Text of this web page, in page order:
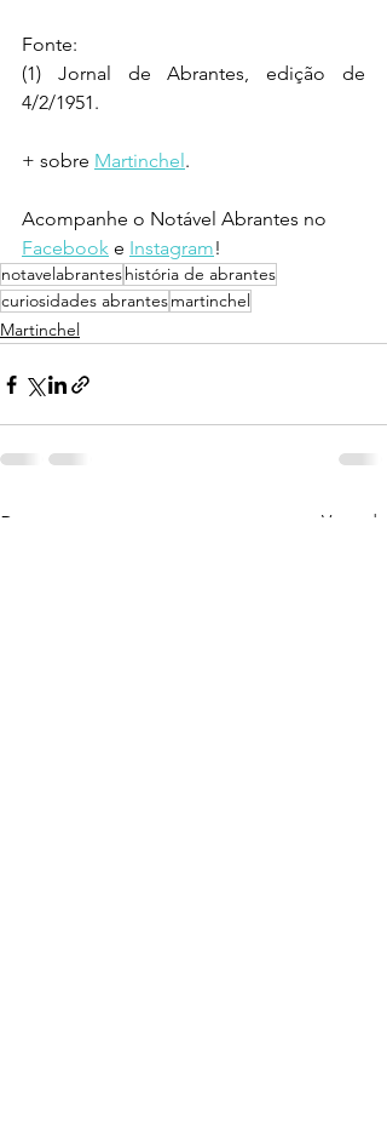
Fonte:
(1) Jornal de Abrantes, edição de
4/2/1951.
+ sobre Martinchel.
Acompanhe o Notável Abrantes no
Facebook e Instagram!
notavelabranteshistória de abrantes
curiosidades abrantesmartinchel
Martinchel
Posts recentes Ver tudo